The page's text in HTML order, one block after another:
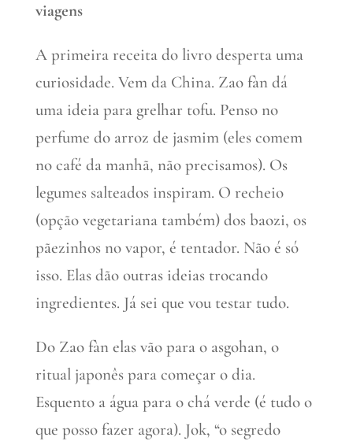
viagens
A primeira receita do livro desperta uma
curiosidade. Vem da China. Zao fàn dá
uma ideia para grelhar tofu. Penso no
perfume do arroz de jasmim (eles comem
no café da manhã, não precisamos). Os
legumes salteados inspiram. O recheio
(opção vegetariana também) dos baozi, os
pãezinhos no vapor, é tentador. Não é só
isso. Elas dão outras ideias trocando
ingredientes. Já sei que vou testar tudo.
Do Zao fàn elas vão para o asgohan, o
ritual japonês para começar o dia.
Esquento a água para o chá verde (é tudo o
que posso fazer agora). Jok, “o segredo